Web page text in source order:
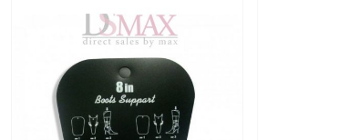
Быстрый заказ